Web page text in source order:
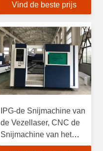
van de Vezellaser
Vind de beste prijs
IPG-de Snijmachine van
de Vezellaser, CNC de
Snijmachine van het
Laserstaal